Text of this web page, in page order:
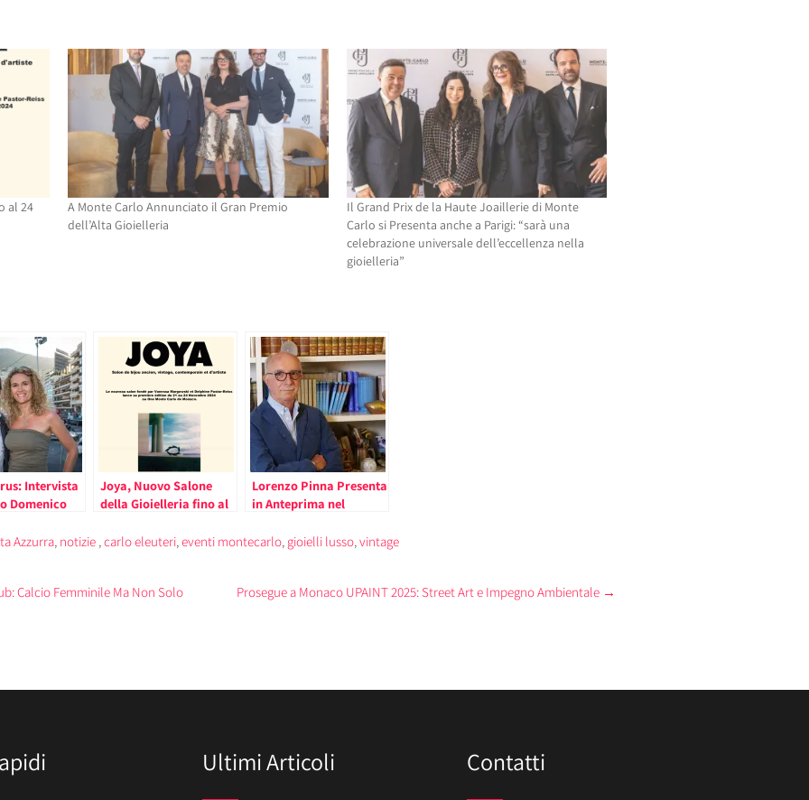
al 24
A Monte Carlo Annunciato il Gran Premio
dell’Alta Gioielleria
Il Grand Prix de la Haute Joaillerie di Monte
Carlo si Presenta anche a Parigi: “sarà una
celebrazione universale dell’eccellenza nella
gioielleria”
Intervista
Domenico
di
Joya, Nuovo Salone
della Gioielleria fino al
Lorenzo Pinna Presenta
in Anteprima nel
Ipotesi sull’Origine del
Angela
Azzurra, notizie ,carlo eleuteri,eventi montecarlo, gioielli lusso,vintage
Calcio Femminile Ma Non Solo Prosegue a Monaco UPAINT 2025: Street Art e Impegno Ambientale →
Ultimi Articoli Contatti